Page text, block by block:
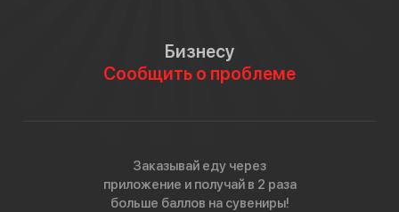
Бизнесу
Сообщить о проблеме
Заказывай еду через
приложение и получай в 2 раза
больше баллов на сувениры!